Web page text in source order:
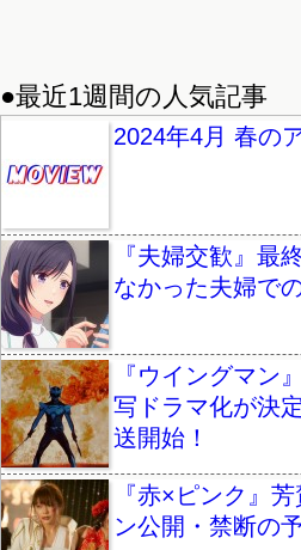
●最近1週間の人気記事
2024年4月 春の
『夫婦交歓』最
なかった夫婦で
『ウイングマン
写ドラマ化が決
送開始！
『赤×ピンク』
ン公開・禁断の